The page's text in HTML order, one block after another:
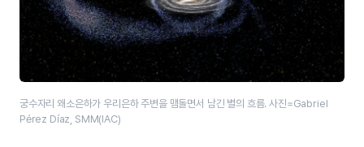
궁수자리 왜소은하가 우리은하 주변을 맴돌면서 남긴 별의 흐름. 사진=Gabriel
Pérez Díaz, SMM(IAC)